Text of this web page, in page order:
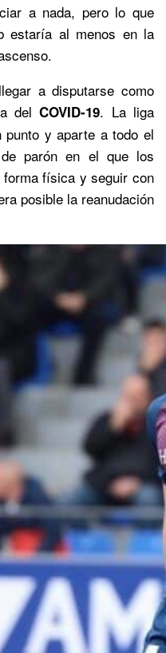
a nada, pero lo que
estaría al menos en la
a disputarse como
delCOVID-19. La liga
punto y aparte a todo el
parón en el que los
física y seguir con
posible la reanudación